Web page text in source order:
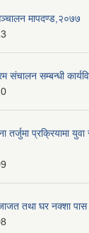
मापदण्ड,२०७७
संचालन सम्बन्धी
तर्जुमा प्रक्रियामा युवा
तथा घर नक्शा पास